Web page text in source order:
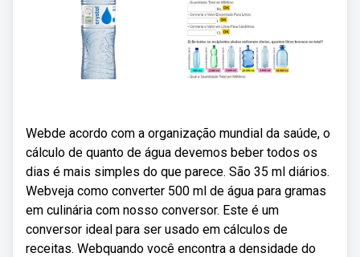
Webde acordo com a organização mundial da saúde, o
cálculo de quanto de água devemos beber todos os
dias é mais simples do que parece. São 35 ml diários.
Webveja como converter 500 ml de água para gramas
em culinária com nosso conversor. Este é um
conversor ideal para ser usado em cálculos de
receitas. Webquando você encontra a densidade do